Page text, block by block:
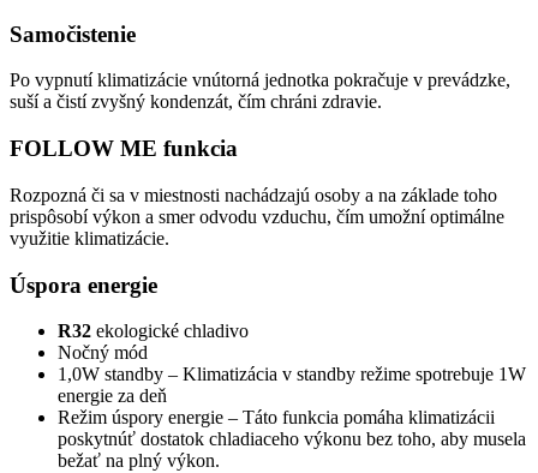
Samočistenie
Po vypnutí klimatizácie vnútorná jednotka pokračuje v prevádzke,
suší a čistí zvyšný kondenzát, čím chráni zdravie.
FOLLOW ME funkcia
Rozpozná či sa v miestnosti nachádzajú osoby a na základe toho
prispôsobí výkon a smer odvodu vzduchu, čím umožní optimálne
využitie klimatizácie.
Úspora energie
R32 ekologické chladivo
Nočný mód
1,0W standby – Klimatizácia v standby režime spotrebuje 1W
energie za deň
Režim úspory energie – Táto funkcia pomáha klimatizácii
poskytnúť dostatok chladiaceho výkonu bez toho, aby musela
bežať na plný výkon.